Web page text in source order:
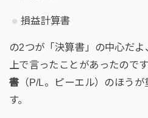
損益計算書
の2つが「決算書」の中心だ
上で言ったことがあったので
書 （P/L。ピーエル）のほう
す。